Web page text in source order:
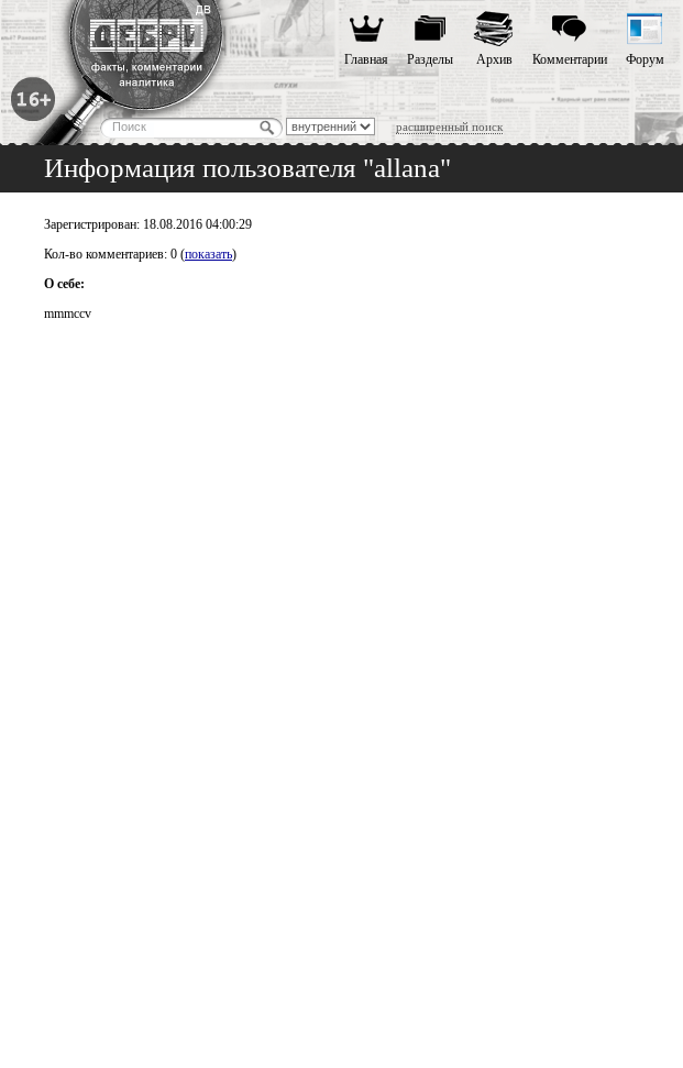
расширенный поиск
Главная Разделы Архив Комментарии Форум
Информация пользователя "allana"
Зарегистрирован: 18.08.2016 04:00:29
Кол-во комментариев: 0 (показать)
О себе:
mmmccv